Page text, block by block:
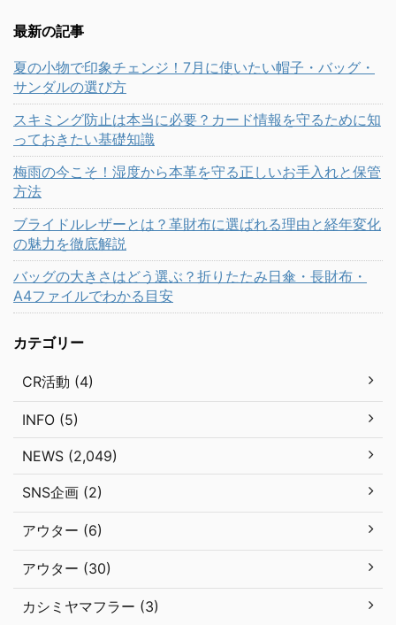
最新の記事
夏の小物で印象チェンジ！7月に使いたい帽子・バッグ・
サンダルの選び方
スキミング防止は本当に必要？カード情報を守るために知
っておきたい基礎知識
梅雨の今こそ！湿度から本革を守る正しいお手入れと保管
方法
ブライドルレザーとは？革財布に選ばれる理由と経年変化
の魅力を徹底解説
バッグの大きさはどう選ぶ？折りたたみ日傘・長財布・
A4ファイルでわかる目安
カテゴリー
CR活動 (4)
INFO (5)
NEWS (2,049)
SNS企画 (2)
アウター (6)
アウター (30)
カシミヤマフラー (3)